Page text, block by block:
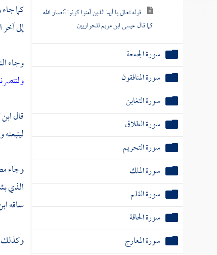
قوله تعالى يا أيها الذين آمنوا كونوا أنصار الله
كما قال عيسى ابن مريم للحواريين
سورة الجمعة
سورة المنافقون
سورة التغابن
سورة الطلاق
سورة التحريم
سورة الملك
سورة القلم
سورة الحاقة
سورة المعارج
كما
إلى
وجاء
قال
وجاء
الذي
ساقه
وكذلك